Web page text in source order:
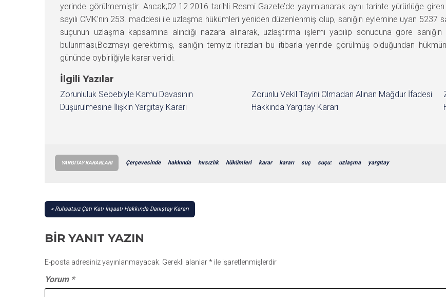
yerinde görülmemiştir. Ancak;02.12.2016 tarihli Resmi Gazete’de yayımlanarak aynı tarihte yürürlüğe
sayılı CMK’nın 253. maddesi ile uzlaşma hükümleri yeniden düzenlenmiş olup, sanığın eylemine uyan 5237
suçunun uzlaşma kapsamına alındığı nazara alınarak, uzlaştırma işlemi yapılıp sonucuna göre
bulunması,Bozmayı gerektirmiş, sanığın temyiz itirazları bu itibarla yerinde görülmüş olduğundan
gününde oybirliğiyle karar verildi.
İlgili Yazılar
Zorunluluk Sebebiyle Kamu Davasının
Düşürülmesine İlişkin Yargıtay Kararı
Zorunlu Vekil Tayini Olmadan Alınan Mağdur İfadesi
Hakkında Yargıtay Kararı
YARGITAY KARARLARI Çerçevesinde hakkında hırsızlık hükümleri karar kararı suç suçu: uzlaşma yargıtay
YAZI
Ruhsatsız Çatı Katı İnşaatı Hakkında Danıştay Kararı
BIR YANIT YAZIN
E-posta adresiniz yayınlanmayacak. Gerekli alanlar* ile işaretlenmişlerdir
Yorum *